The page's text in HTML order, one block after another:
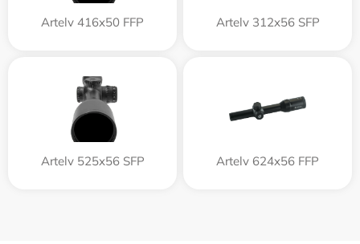
Artelv 416x50 FFP Artelv 312x56 SFP
Artelv 525x56 SFP Artelv 624x56 FFP